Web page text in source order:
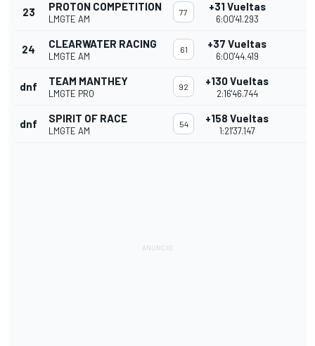
23 PROTON COMPETITION
LMGTE AM
77 +31 Vueltas
6:00'41.293
24 CLEARWATER RACING
LMGTE AM
61 +37 Vueltas
6:00'44.419
dnf TEAM MANTHEY
LMGTE PRO
92 +130 Vueltas
2:16'46.744
dnf SPIRIT OF RACE
LMGTE AM
54 +158 Vueltas
1:21'37.147